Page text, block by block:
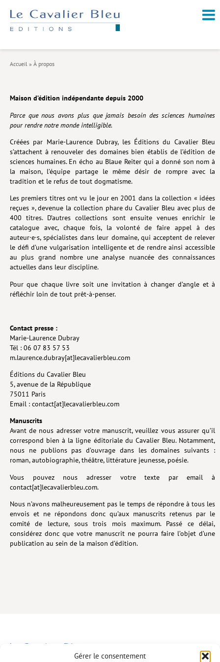
Gérer le consentement
Économie et société
Géopolitique
Histoire
Nature et environnement
Religions
Santé et médecine
Sciences
Livres poche
Index général des titres
COLLECTIONS
Figure[s] de…
Géopolitique de…
Libertés plurielles
Lieux de…
MiMed
MythO !
Actes de colloque
>> Cavalier poche <<
Livres blancs
Accueil » À propos
Maison d’édition indépendante depuis 2000
Parce que nous avons plus que jamais besoin des sciences humaines
pour rendre notre monde intelligible.
Créées par Marie-Laurence Dubray, les Éditions du Cavalier Bleu
s’attachent à renouveler des domaines bien établis de l’édition de
sciences humaines. En écho au Blaue Reiter qui a donné son nom à
la maison, l’équipe partage le même désir de rompre avec la
tradition et le refus de tout dogmatisme.
Les premiers titres ont vu le jour en 2001 dans la collection « idées
reçues », devenue la collection phare du Cavalier Bleu avec plus de
400 titres. D’autres collections sont ensuite venues enrichir le
catalogue avec, chaque fois, la volonté de faire appel à des
auteur·e·s, spécialistes dans leur domaine, qui acceptent de relever
le défi d’une vulgarisation intelligente et de rendre ainsi accessible
au plus grand nombre une analyse nuancée des connaissances
actuelles dans leur discipline.
Pour que chaque livre soit une invitation à changer d’angle et à
réfléchir loin de tout prêt-à-penser.
Contact presse :
Marie-Laurence Dubray
Tél : 06 07 83 57 53
m.laurence.dubray[at]lecavalierbleu.com
Éditions du Cavalier Bleu
5, avenue de la République
75011 Paris
Email : contact[at]lecavalierbleu.com
Manuscrits
Avant de nous adresser votre manuscrit, veuillez vous assurer qu’il
correspond bien à la ligne éditoriale du Cavalier Bleu. Notamment,
nous ne publions pas d’ouvrage dans les domaines suivants :
roman, autobiographie, théâtre, littérature jeunesse, poésie.
Vous pouvez nous adresser votre texte par email à
contact[at]lecavalierbleu.com.
Nous n’avons malheureusement pas le temps de répondre à tous les
envois et ne répondons donc qu’aux manuscrits retenus par le
comité de lecture, sous trois mois maximum. Passé ce délai,
considérez donc que votre manuscrit ne pourra faire l’objet d’une
publication au sein de la maison d’édition.